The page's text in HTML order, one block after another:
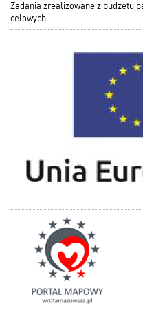
Zadania zrealizowane z budżetu
celowych